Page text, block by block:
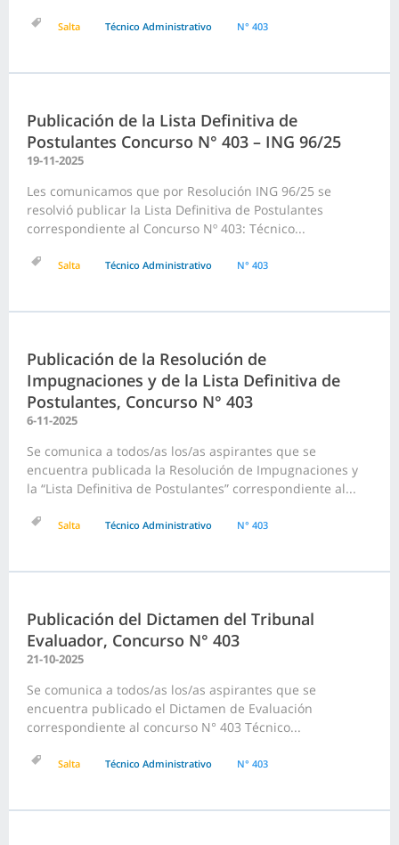
Salta Técnico Administrativo N° 403
Publicación de la Lista Definitiva de
Postulantes Concurso N° 403 – ING 96/25
19-11-2025
Les comunicamos que por Resolución ING 96/25 se
resolvió publicar la Lista Definitiva de Postulantes
correspondiente al Concurso Nº 403: Técnico...
Salta Técnico Administrativo N° 403
Publicación de la Resolución de
Impugnaciones y de la Lista Definitiva de
Postulantes, Concurso N° 403
6-11-2025
Se comunica a todos/as los/as aspirantes que se
encuentra publicada la Resolución de Impugnaciones y
la “Lista Definitiva de Postulantes” correspondiente al...
Salta Técnico Administrativo N° 403
Publicación del Dictamen del Tribunal
Evaluador, Concurso N° 403
21-10-2025
Se comunica a todos/as los/as aspirantes que se
encuentra publicado el Dictamen de Evaluación
correspondiente al concurso N° 403 Técnico...
Salta Técnico Administrativo N° 403